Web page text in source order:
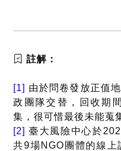
註解：
[1] 由於問卷發放正值
政團隊交替，回收期
集，很可惜最後未能蒐
[2] 臺大風險中心於
共9場NGO團體的線